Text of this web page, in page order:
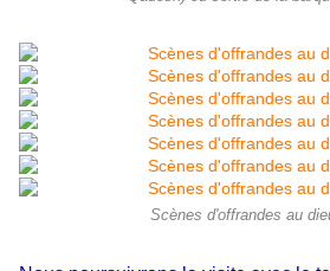
Scènes d'offrandes au